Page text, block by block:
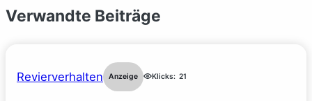
Verwandte Beiträge
Revierverhalten Anzeige Klicks: 21